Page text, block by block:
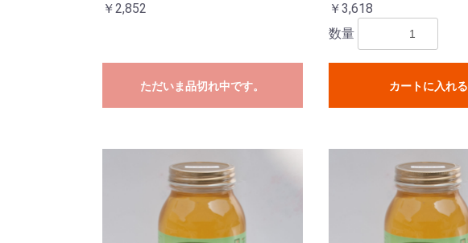
￥2,852
ただいま品切れ中です。
￥3,618
数量
カートに入れる